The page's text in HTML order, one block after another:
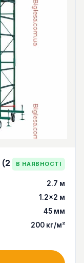
(2
В НАЯВНОСТІ
2.7 м
1.2×2 м
45 мм
200 кг/м²